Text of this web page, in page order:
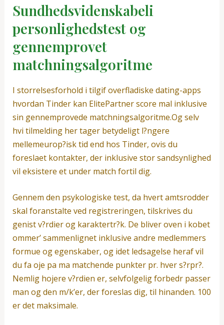
Sundhedsvidenskabeli
personlighedstest og
gennemprovet
matchningsalgoritme
I storrelsesforhold i tilgif overfladiske dating-apps
hvordan Tinder kan ElitePartner score mal inklusive
sin gennemprovede matchningsalgoritme.Og selv
hvi tilmelding her tager betydeligt l?ngere
mellemeurop?isk tid end hos Tinder, ovis du
foreslaet kontakter, der inklusive stor sandsynlighed
vil eksistere et under match fortil dig.
Gennem den psykologiske test, da hvert amtsrodder
skal foranstalte ved registreringen, tilskrives du
genist v?rdier og karaktertr?k. De bliver oven i kobet
ommer’ sammenlignet inklusive andre medlemmers
formue og egenskaber, og idet ledsagelse heraf vil
du fa oje pa ma matchende punkter pr. hver s?rpr?.
Nemlig hojere v?rdien er, selvfolgelig forbedr passer
man og den m/k’er, der foreslas dig, til hinanden. 100
er det maksimale.